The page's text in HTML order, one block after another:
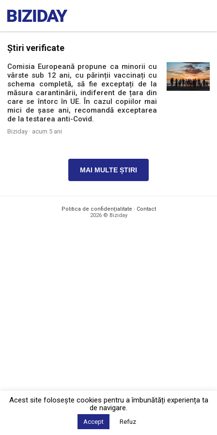
Știri verificate
Comisia Europeană propune ca minorii cu
vârste sub 12 ani, cu părinții vaccinați cu
schema completă, să fie exceptați de la
măsura carantinării, indiferent de țara din
care se întorc în UE. În cazul copiilor mai
mici de șase ani, recomandă exceptarea
de la testarea anti-Covid.
Biziday · acum 5 ani
MAI MULTE ȘTIRI
Politica de confidențialitate · Contact
2026 © Biziday
Acest site foloseşte cookies pentru a îmbunătăți experiența ta
de navigare.
Accept Refuz